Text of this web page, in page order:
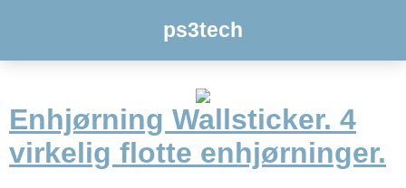
ps3tech
Enhjørning Wallsticker. 4
virkelig flotte enhjørninger.